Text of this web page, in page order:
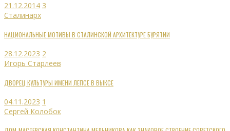
21.12.2014 3
Сталинарх
НАЦИОНАЛЬНЫЕ МОТИВЫ В СТАЛИНСКОЙ АРХИТЕКТУРЕ БУРЯТИИ
28.12.2023 2
Игорь Старлеев
ДВОРЕЦ КУЛЬТУРЫ ИМЕНИ ЛЕПСЕ В ВЫКСЕ
04.11.2023 1
Сергей Колобок